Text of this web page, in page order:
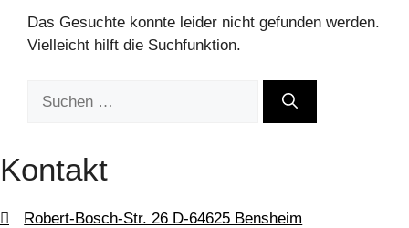
Das Gesuchte konnte leider nicht gefunden werden.
Vielleicht hilft die Suchfunktion.
Kontakt
Robert-Bosch-Str. 26 D-64625 Bensheim